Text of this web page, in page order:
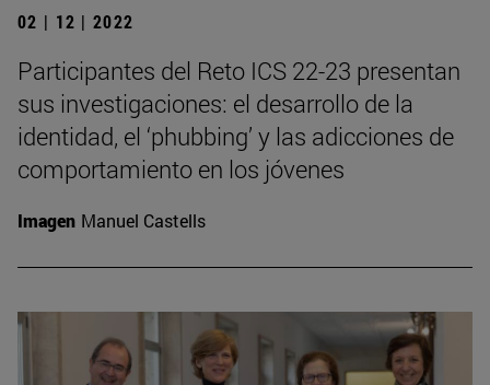
02 | 12 | 2022
Participantes del Reto ICS 22-23 presentan
sus investigaciones: el desarrollo de la
identidad, el ‘phubbing’ y las adicciones de
comportamiento en los jóvenes
Imagen Manuel Castells